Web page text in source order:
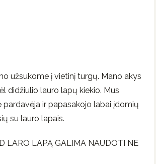
užsukome į vietinį turgų. Mano akys
didžiulio lauro lapų kiekio. Mus
pardavėja ir papasakojo labai įdomių
su lauro lapais.
LARO LAPĄ GALIMA NAUDOTI NE